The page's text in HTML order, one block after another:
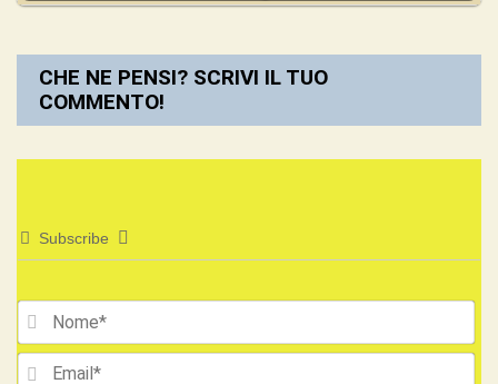
CHE NE PENSI? SCRIVI IL TUO
COMMENTO!
Subscribe